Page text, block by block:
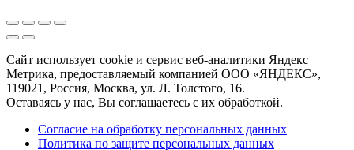
Сайт использует cookie и сервис веб-аналитики Яндекс
Метрика, предоставляемый компанией ООО «ЯНДЕКС»,
119021, Россия, Москва, ул. Л. Толстого, 16.
Оставаясь у нас, Вы соглашаетесь с их обработкой.
Согласие на обработку персональных данных
Политика по защите персональных данных